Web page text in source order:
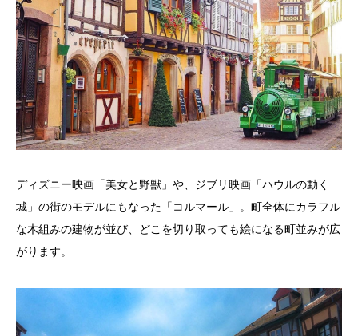
ディズニー映画「美女と野獣」や、ジブリ映画「ハウルの動く
城」の街のモデルにもなった「コルマール」。町全体にカラフル
な木組みの建物が並び、どこを切り取っても絵になる町並みが広
がります。